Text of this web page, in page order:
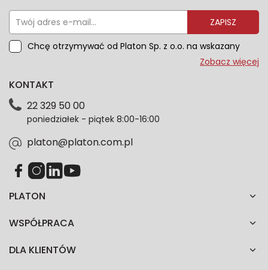
ZAPISZ
Chcę otrzymywać od Platon Sp. z o.o. na wskazany
przeze mnie adres e-mail informacje marketingowe
dotyczące danych osobowych znajdziesz w naszej
każdym czasie. Wycofanie zgody nie wpłynie na
zgodność z prawem przetwarzania dokonanego przed
Zobacz więcej
PLATON
WSPÓŁPRACA
DLA KLIENTÓW
KONTAKT
22 329 50 00
poniedziałek - piątek 8:00-16:00
platon@platon.com.pl